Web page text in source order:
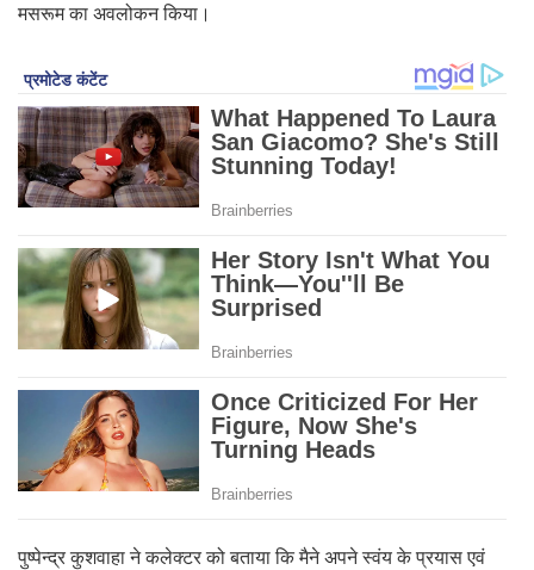
मसरूम का अवलोकन किया।
पुष्पेन्द्र कुशवाहा ने कलेक्टर को बताया कि मैने अपने स्वंय के प्रयास एवं